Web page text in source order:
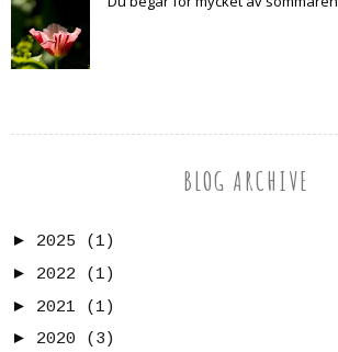
BLOG ARCHIVE
► 2025
(1)
► 2022
(1)
► 2021
(1)
► 2020
(3)